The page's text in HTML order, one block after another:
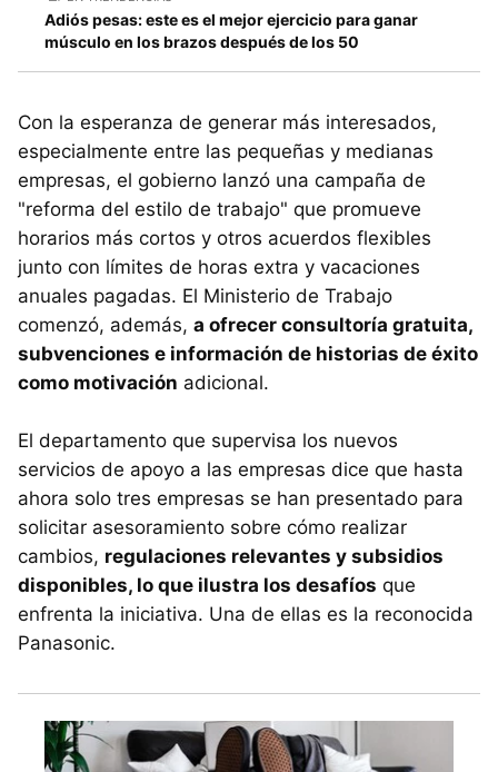
Adiós pesas: este es el mejor ejercicio para ganar
músculo en los brazos después de los 50
Con la esperanza de generar más interesados,
especialmente entre las pequeñas y medianas
empresas, el gobierno lanzó una campaña de
"reforma del estilo de trabajo" que promueve
horarios más cortos y otros acuerdos flexibles
junto con límites de horas extra y vacaciones
anuales pagadas. El Ministerio de Trabajo
comenzó, además, a ofrecer consultoría gratuita,
subvenciones e información de historias de éxito
como motivación adicional.
El departamento que supervisa los nuevos
servicios de apoyo a las empresas dice que hasta
ahora solo tres empresas se han presentado para
solicitar asesoramiento sobre cómo realizar
cambios, regulaciones relevantes y subsidios
disponibles, lo que ilustra los desafíos que
enfrenta la iniciativa. Una de ellas es la reconocida
Panasonic.